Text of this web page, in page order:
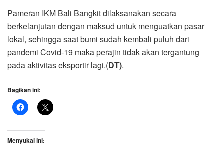
Pameran IKM Bali Bangkit dilaksanakan secara
berkelanjutan dengan maksud untuk menguatkan pasar
lokal, sehingga saat bumi sudah kembali puluh dari
pandemi Covid-19 maka perajin tidak akan tergantung
pada aktivitas eksportir lagi.(DT).
Bagikan ini:
Menyukai ini: